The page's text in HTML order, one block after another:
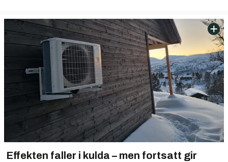
Effekten faller i kulda – men fortsatt gir